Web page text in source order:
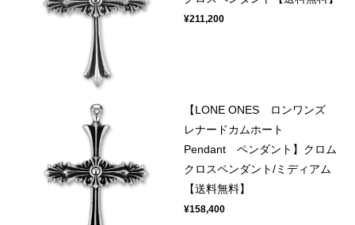
¥211,200
【LONE ONES ロンワンズ
レナードカムホート
Pendant ペンダント】クロム
クロスペンダント/ミディアム
【送料無料】
¥158,400